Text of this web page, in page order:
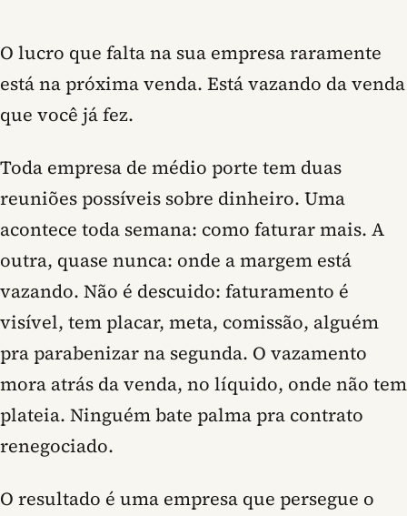
O lucro que falta na sua empresa raramente
está na próxima venda. Está vazando da venda
que você já fez.
Toda empresa de médio porte tem duas
reuniões possíveis sobre dinheiro. Uma
acontece toda semana: como faturar mais. A
outra, quase nunca: onde a margem está
vazando. Não é descuido: faturamento é
visível, tem placar, meta, comissão, alguém
pra parabenizar na segunda. O vazamento
mora atrás da venda, no líquido, onde não tem
plateia. Ninguém bate palma pra contrato
renegociado.
O resultado é uma empresa que persegue o